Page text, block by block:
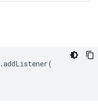
.addListener(